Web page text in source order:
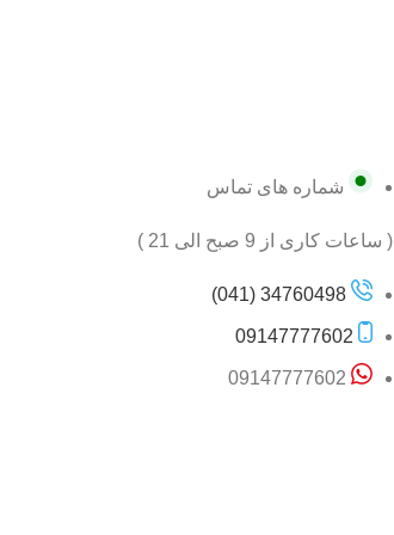
شماره های تماس
( ساعات کاری از 9 صبح الی 21 )
34760498 (041)
09147777602
09147777602